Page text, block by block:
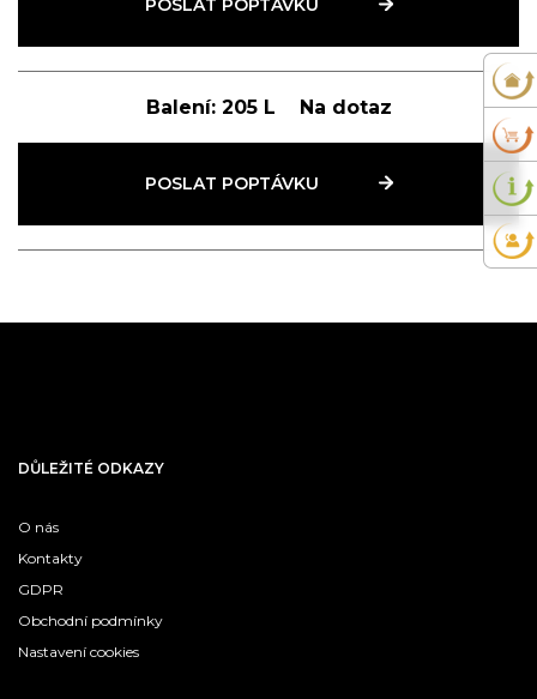
POSLAT POPTÁVKU
Balení:205 L Na dotaz
POSLAT POPTÁVKU
DŮLEŽITÉ ODKAZY
O nás
Kontakty
GDPR
Obchodní podmínky
Nastavení cookies